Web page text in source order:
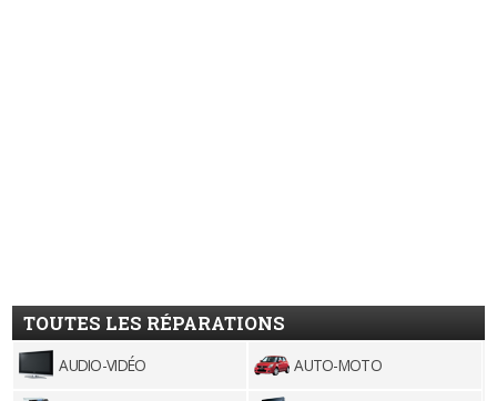
TOUTES LES RÉPARATIONS
AUDIO-VIDÉO AUTO-MOTO